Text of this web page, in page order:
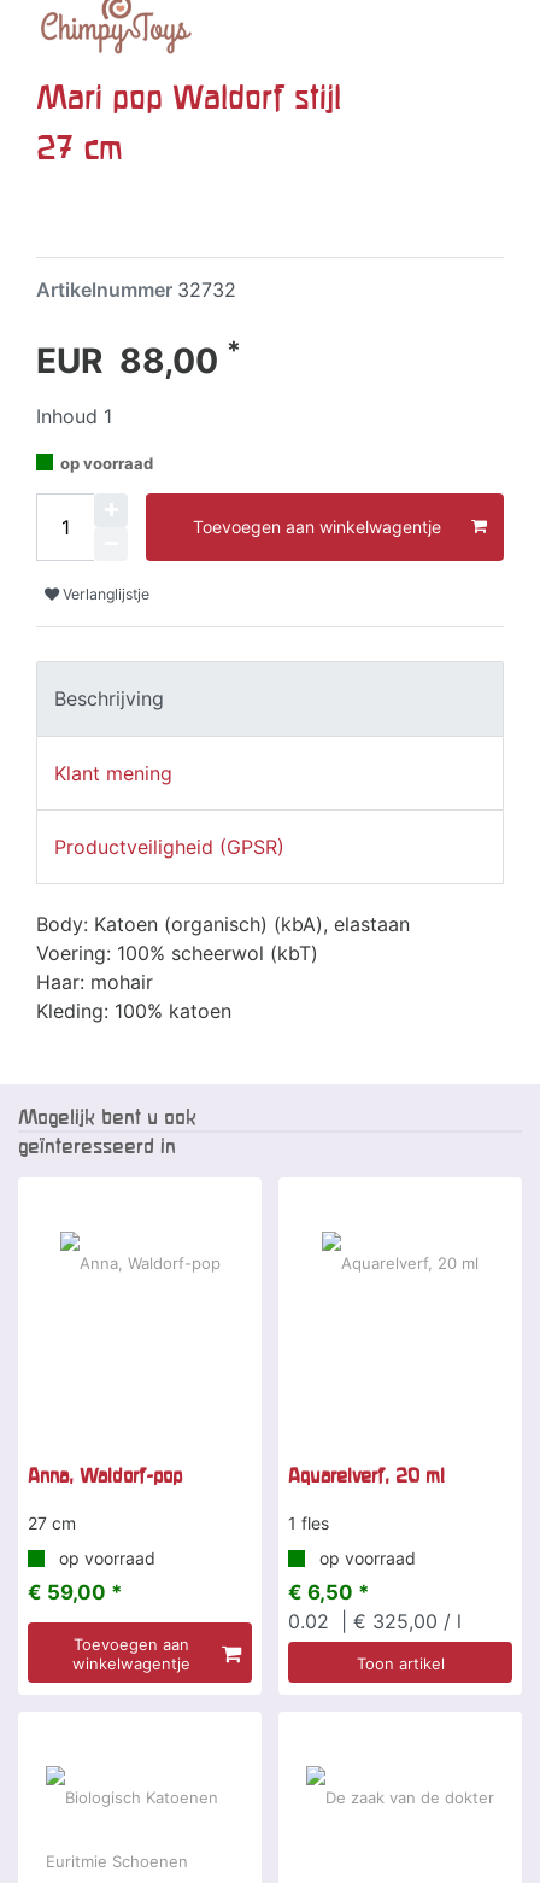
Mari pop Waldorf stijl
27 cm
Artikelnummer 32732
EUR 88,00 *
Inhoud 1
op voorraad
Toevoegen aan winkelwagentje
Verlanglijstje
Beschrijving
Klant mening
Productveiligheid (GPSR)
Body: Katoen (organisch) (kbA), elastaan
Voering: 100% scheerwol (kbT)
Haar: mohair
Kleding: 100% katoen
Mogelijk bent u ook
geïnteresseerd in
Anna, Waldorf-pop
27 cm
op voorraad
€ 59,00 *
Toevoegen aan
winkelwagentje
Aquarelverf, 20 ml
1 fles
op voorraad
€ 6,50 *
0.02
| € 325,00 / l
Toon artikel